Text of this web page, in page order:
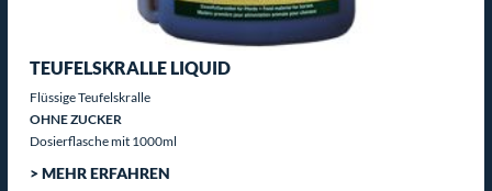
TEUFELSKRALLE LIQUID
Flüssige Teufelskralle
OHNE ZUCKER
Dosierflasche mit 1000ml
> MEHR ERFAHREN